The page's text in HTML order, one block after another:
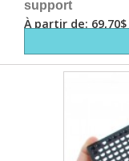
support
À partir de: 69,70$